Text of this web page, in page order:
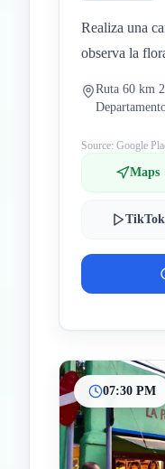
Realiza una
observa la
Ruta 60 km
Source: Google
Maps
TikTok
07:30 PM